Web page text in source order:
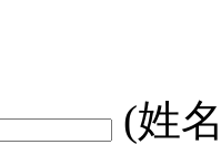
(姓